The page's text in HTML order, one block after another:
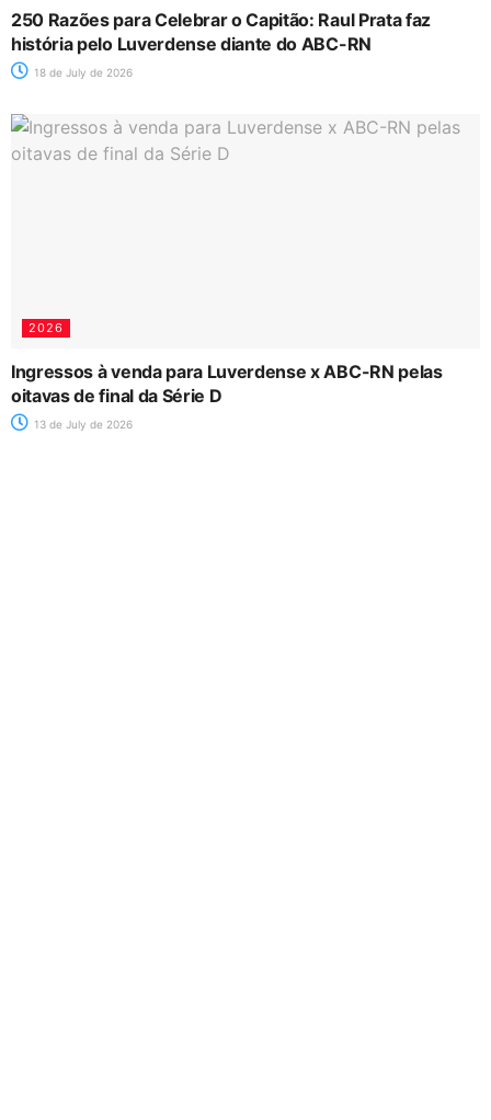
250 Razões para Celebrar o Capitão: Raul Prata faz
história pelo Luverdense diante do ABC-RN
18 de July de 2026
2026
Ingressos à venda para Luverdense x ABC-RN pelas
oitavas de final da Série D
13 de July de 2026